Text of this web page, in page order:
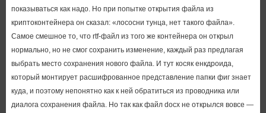
показываться как надо. Но при попытке открытия файла из
криптоконтейнера он сказал: «лососни тунца, нет такого файла».
Самое смешное то, что rtf-файл из того же контейнера он открыл
нормально, но не смог сохранить изменение, каждый раз предлагая
выбрать место сохранения нового файла. И тут косяк енкдроида,
который монтирует расшифрованное представление папки фиг знает
куда, и поэтому непонятно как к ней обратиться из проводника или
диалога сохранения файла. Но так как файл docx не открылся вовсе —